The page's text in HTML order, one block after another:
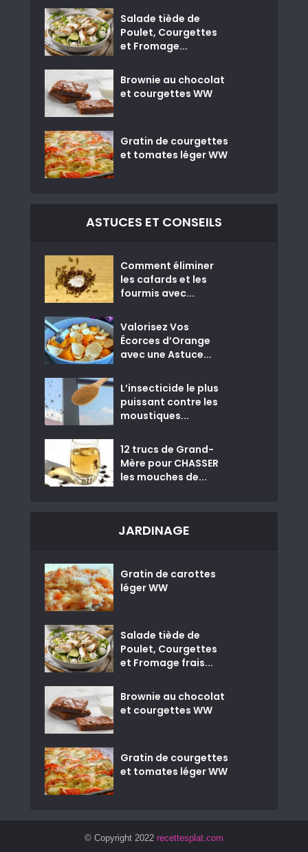
Salade tiède de
Poulet, Courgettes
et Fromage...
Brownie au chocolat
et courgettes WW
Gratin de courgettes
et tomates léger WW
ASTUCES ET CONSEILS
Comment éliminer
les cafards et les
fourmis avec...
Valorisez Vos
Écorces d’Orange
avec une Astuce...
L’insecticide le plus
puissant contre les
moustiques...
12 trucs de Grand-
Mère pour CHASSER
les mouches de...
JARDINAGE
Gratin de carottes
léger WW
Salade tiède de
Poulet, Courgettes
et Fromage frais...
Brownie au chocolat
et courgettes WW
Gratin de courgettes
et tomates léger WW
© Copyright 2022 recettesplat.com